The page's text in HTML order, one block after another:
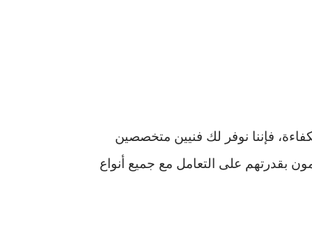
فإننا نوفر لك فنيين متخصصين
بقدرتهم على التعامل مع جميع أنواع